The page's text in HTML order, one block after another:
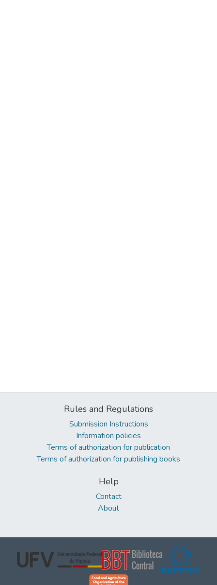
Rules and Regulations
Submission Instructions
Information policies
Terms of authorization for publication
Terms of authorization for publishing books
Help
Contact
About